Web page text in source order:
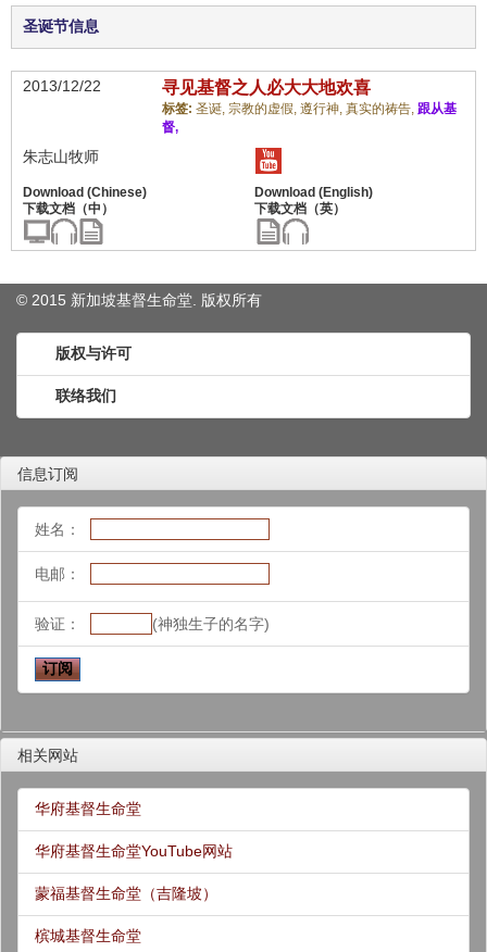
圣诞节信息
2013/12/22 寻见基督之人必大大地欢喜
标签: 圣诞, 宗教的虚假, 遵行神, 真实的祷告, 跟从基
督,
朱志山牧师
© 2015 新加坡基督生命堂. 版权所有
版权与许可
联络我们
信息订阅
姓名：
电邮：
验证： (神独生子的名字)
相关网站
华府基督生命堂
华府基督生命堂YouTube网站
蒙福基督生命堂（吉隆坡）
槟城基督生命堂